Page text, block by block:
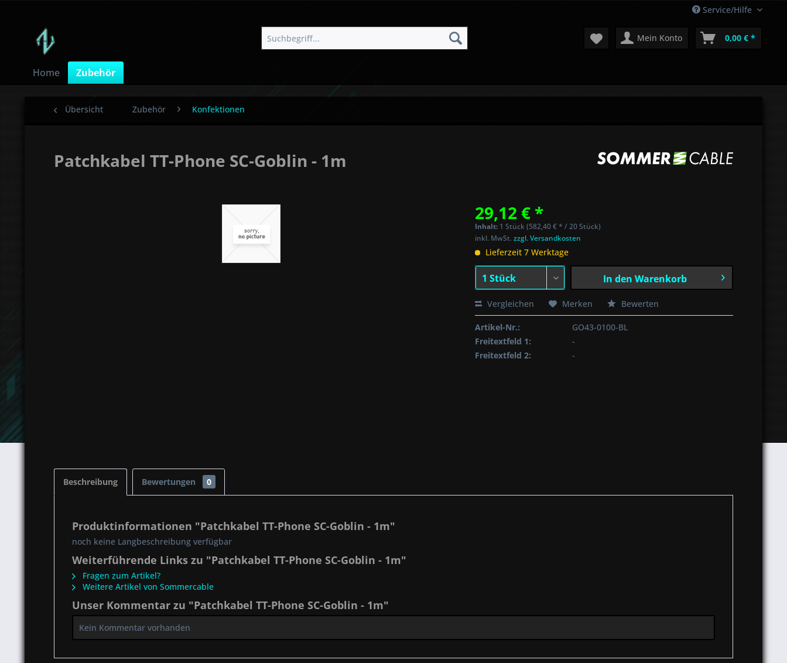
Service/Hilfe
Mein Konto 0,00 € *
Home Zubehör
Übersicht Zubehör Konfektionen
Patchkabel TT-Phone SC-Goblin - 1m
29,12 € *
Inhalt: 1 Stück (582,40 € * / 20 Stück)
inkl. MwSt.zzgl. Versandkosten
Lieferzeit 7 Werktage
In den Warenkorb
Vergleichen Merken Bewerten
Artikel-Nr.:
GO43-0100-BL
Freitextfeld 1:
-
Freitextfeld 2:
-
Beschreibung Bewertungen 0
Produktinformationen "Patchkabel TT-Phone SC-Goblin - 1m"
noch keine Langbeschreibung verfügbar
Weiterführende Links zu "Patchkabel TT-Phone SC-Goblin - 1m"
Fragen zum Artikel?
Weitere Artikel von Sommercable
Unser Kommentar zu "Patchkabel TT-Phone SC-Goblin - 1m"
Kein Kommentar vorhanden